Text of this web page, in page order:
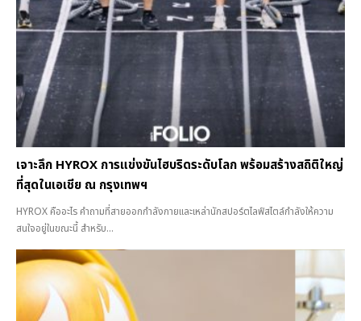
เจาะลึก HYROX การแข่งขันไฮบริดระดับโลก พร้อมสร้างสถิติใหญ่
ที่สุดในเอเชีย ณ กรุงเทพฯ
HYROX คืออะไร คำถามที่สายออกกำลังกายและเหล่านักสปอร์ตไลฟ์สไตล์กำลังให้ความ
สนใจอยู่ในขณะนี้ สำหรับ...